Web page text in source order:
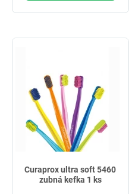
Curaprox ultra soft 5460
zubná kefka 1 ks